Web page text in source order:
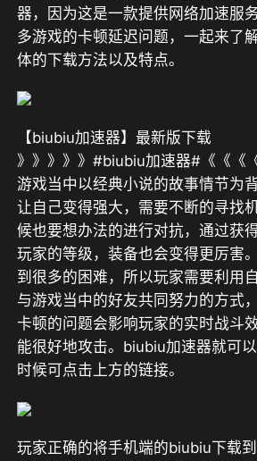
器，因为这是一款提供网络加速服
多游戏的卡顿延迟问题，一起来了
体的下载方法以及特点。
【biubiu加速器】最新版下载
》》》》》#biubiu加速器#《《《
游戏当中以经典小说的故事情节为
让自己变得强大，需要不断的寻找
候也要想办法的进行对抗，通过获
玩家的等级，装备也会变得更厉害
到很多的困难，所以玩家需要利用
与游戏当中的好友共同努力的方式
卡顿的问题会影响玩家的实时战斗
能很好地攻击。biubiu加速器就可
时候可点击上方的链接。
玩家正确的将手机端的biubiu下载